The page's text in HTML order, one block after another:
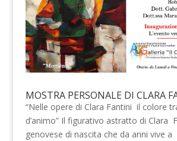
MOSTRA PERSONALE DI CLARA
“Nelle opere di Clara Fantini il colore
d’animo” Il figurativo astratto di Clara
genovese di nascita che da anni vive